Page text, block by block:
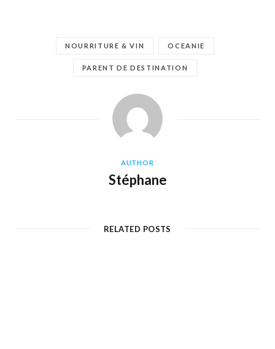
NOURRITURE & VIN OCEANIE
PARENT DE DESTINATION
AUTHOR
Stéphane
RELATED POSTS